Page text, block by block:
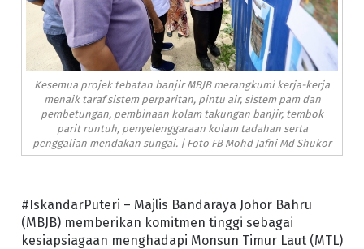
Kesemua projek tebatan banjir MBJB merangkumi kerja-kerja
menaik taraf sistem perparitan, pintu air, sistem pam dan
pembetungan, pembinaan kolam takungan banjir, tembok
parit runtuh, penyelenggaraan kolam tadahan serta
penggalian mendakan sungai. | Foto FB Mohd Jafni Md Shukor
#IskandarPuteri – Majlis Bandaraya Johor Bahru
(MBJB) memberikan komitmen tinggi sebagai
kesiapsiagaan menghadapi Monsun Timur Laut (MTL)